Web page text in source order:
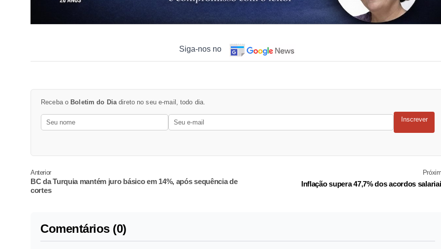
Siga-nos no
Receba o Boletim do Diadireto no seu e-mail, todo dia.
Inscrever
Anterior
BC da Turquia mantém juro básico em 14%, após sequência de
cortes
Inflação supera 47,7% dos acordos
Comentários (0)